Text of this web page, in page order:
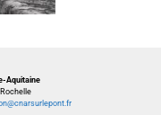
Aquitaine